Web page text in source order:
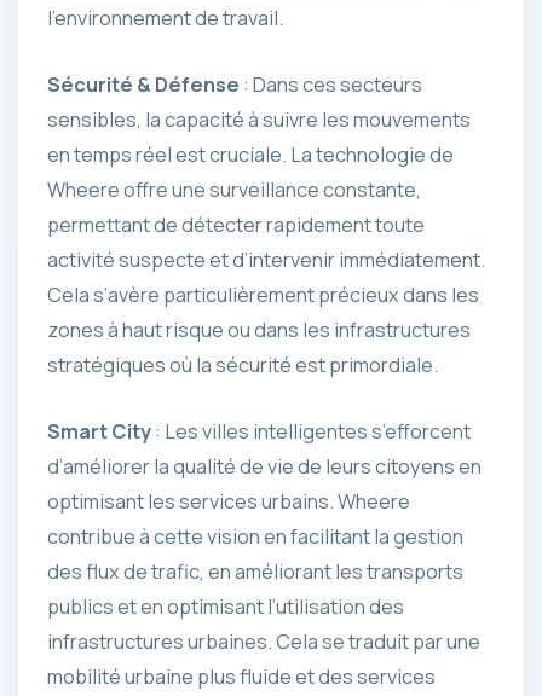
l’environnement de travail.
Sécurité & Défense : Dans ces secteurs
sensibles, la capacité à suivre les mouvements
en temps réel est cruciale. La technologie de
Wheere offre une surveillance constante,
permettant de détecter rapidement toute
activité suspecte et d’intervenir immédiatement.
Cela s’avère particulièrement précieux dans les
zones à haut risque ou dans les infrastructures
stratégiques où la sécurité est primordiale.
Smart City: Les villes intelligentes s’efforcent
d’améliorer la qualité de vie de leurs citoyens en
optimisant les services urbains. Wheere
contribue à cette vision en facilitant la gestion
des flux de trafic, en améliorant les transports
publics et en optimisant l’utilisation des
infrastructures urbaines. Cela se traduit par une
mobilité urbaine plus fluide et des services